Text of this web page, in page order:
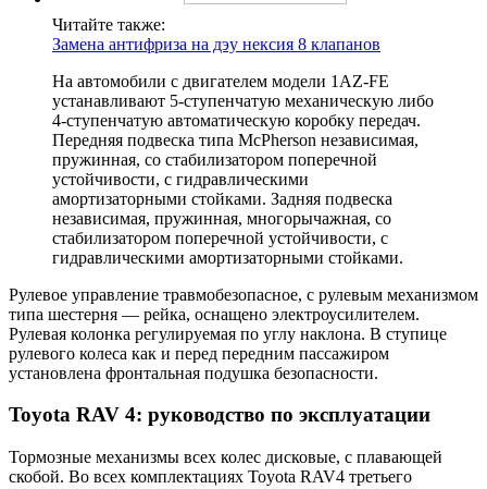
Читайте также:
Замена антифриза на дэу нексия 8 клапанов
На автомобили с двигателем модели 1AZ-FE
устанавливают 5-ступенчатую механическую либо
4-ступенчатую автоматическую коробку передач.
Передняя подвеска типа McPherson независимая,
пружинная, со стабилизатором поперечной
устойчивости, с гидравлическими
амортизаторными стойками. Задняя подвеска
независимая, пружинная, многорычажная, со
стабилизатором поперечной устойчивости, с
гидравлическими амортизаторными стойками.
Рулевое управление травмобезопасное, с рулевым механизмом
типа шестерня — рейка, оснащено электроусилителем.
Рулевая колонка регулируемая по углу наклона. В ступице
рулевого колеса как и перед передним пассажиром
установлена фронтальная подушка безопасности.
Toyota RAV 4: руководство по эксплуатации
Тормозные механизмы всех колес дисковые, с плавающей
скобой. Во всех комплектациях Toyota RAV4 третьего